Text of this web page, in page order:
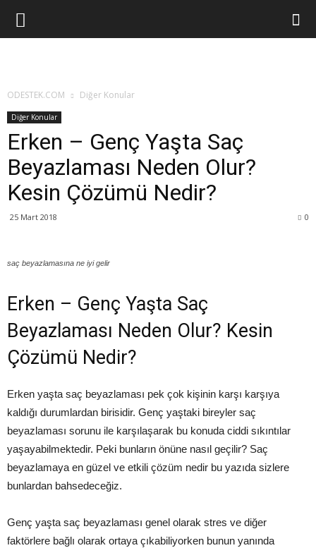
ODESTEK.COM Diğer Konular
Diğer Konular
Erken – Genç Yaşta Saç
Beyazlaması Neden Olur?
Kesin Çözümü Nedir?
25 Mart 2018 0
saç beyazlamasına ne iyi gelir
Erken – Genç Yaşta Saç
Beyazlaması Neden Olur? Kesin
Çözümü Nedir?
Erken yaşta saç beyazlaması pek çok kişinin karşı karşıya
kaldığı durumlardan birisidir. Genç yaştaki bireyler saç
beyazlaması sorunu ile karşılaşarak bu konuda ciddi sıkıntılar
yaşayabilmektedir. Peki bunların önüne nasıl geçilir? Saç
beyazlamaya en güzel ve etkili çözüm nedir bu yazıda sizlere
bunlardan bahsedeceğiz.
Genç yaşta saç beyazlaması genel olarak stres ve diğer
faktörlere bağlı olarak ortaya çıkabiliyorken bunun yanında